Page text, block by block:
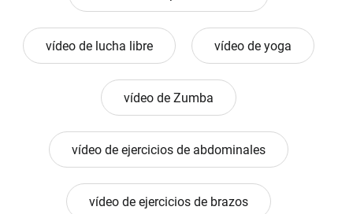
vídeo de lucha libre vídeo de yoga
vídeo de Zumba
vídeo de ejercicios de abdominales
vídeo de ejercicios de brazos